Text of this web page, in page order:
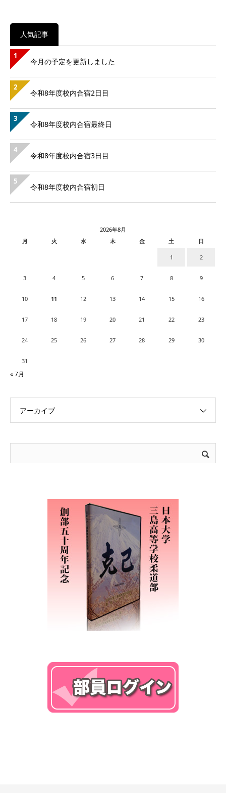
人気記事
1
今月の予定を更新しました
2
令和8年度校内合宿2日目
3
令和8年度校内合宿最終日
4
令和8年度校内合宿3日目
5
令和8年度校内合宿初日
2026年8月
月
火 水 木 金 土 日
1 2
3 4 5 6 7 8 9
10 11 12 13 14 15 16
17 18 19 20 21 22 23
24 25 26 27 28 29 30
31
« 7月
アーカイブ